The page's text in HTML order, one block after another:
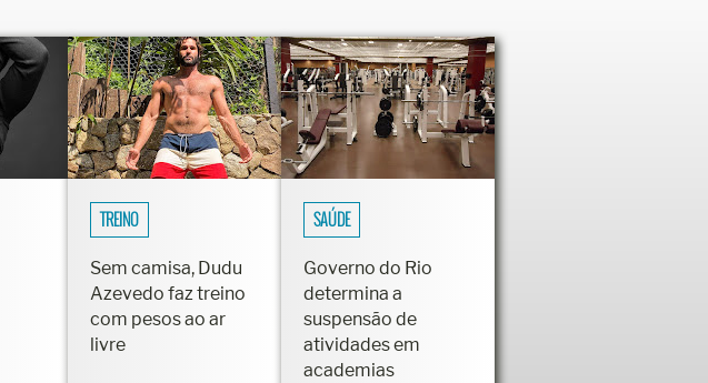
TREINO
Sem camisa, Dudu
Azevedo faz treino
com pesos ao ar
livre
SAÚDE
Governo do Rio
determina a
suspensão de
atividades em
academias